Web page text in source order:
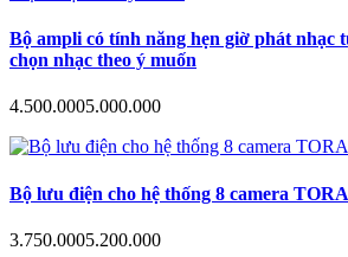
Bộ ampli có tính năng hẹn giờ phát nhạc
chọn nhạc theo ý muốn
4.500.0005.000.000
Bộ lưu điện cho hệ thống 8 camera
3.750.0005.200.000